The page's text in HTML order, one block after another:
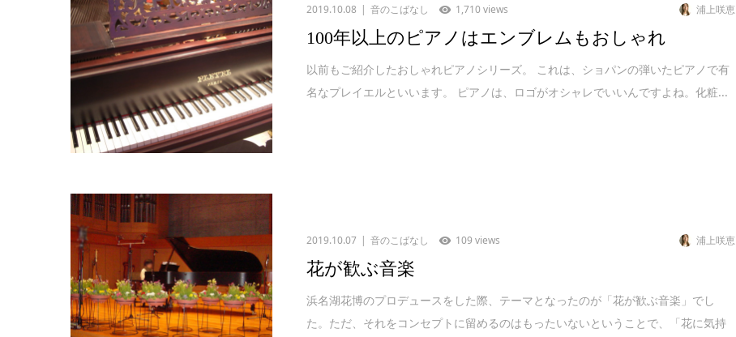
2019.10.08 音のこばなし 1,710 views 浦上咲恵
100年以上のピアノはエンブレムもおしゃれ
以前もご紹介したおしゃれピアノシリーズ。 これは、ショパンの弾いたピアノで有
名なプレイエルといいます。 ピアノは、ロゴがオシャレでいいんですよね。化粧...
2019.10.07 音のこばなし 109 views 浦上咲恵
花が歓ぶ音楽
浜名湖花博のプロデュースをした際、テーマとなったのが「花が歓ぶ音楽」でし
た。ただ、それをコンセプトに留めるのはもったいないということで、「花に気持